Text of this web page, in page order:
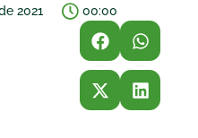
2021
00:00